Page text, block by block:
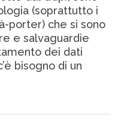
(soprattutto i
porter) che si sono
e salvaguardie
dei dati
bisogno di un